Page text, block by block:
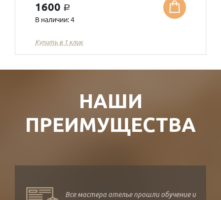
1600 a
В наличии: 4
Купить в 1 клик
НАШИ
ПРЕИМУЩЕСТВА
Все мастера ателье прошли обучение и